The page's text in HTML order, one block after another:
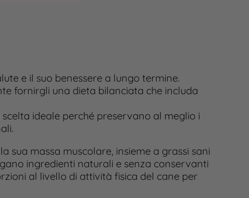
e il suo benessere a lungo termine.
fornirgli una dieta bilanciata che includa
scelta ideale perché preservano al meglio i
massa muscolare, insieme a grassi sani
ingredienti naturali e senza conservanti
al livello di attività fisica del cane per